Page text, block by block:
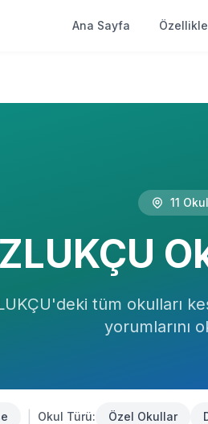
Ana Sayfa
11 Okul
'deki tüm okulları
yorumlarını
Okul Türü: Özel Okullar